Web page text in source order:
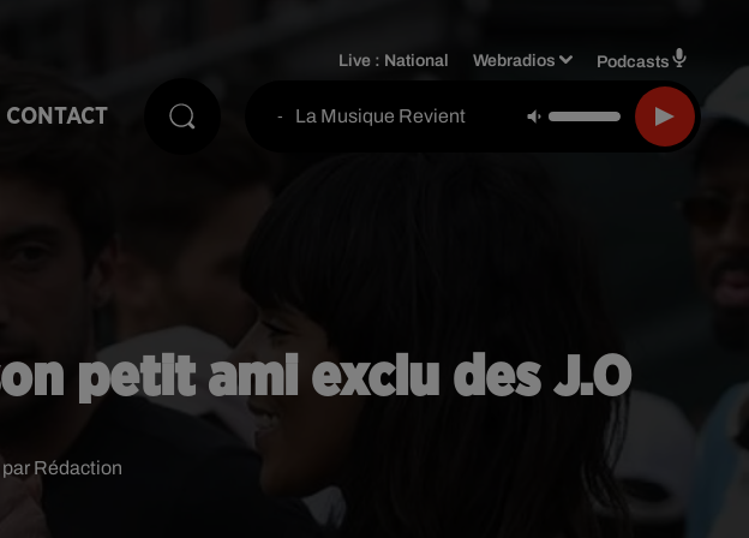
CONTACT
Live : National Webradios Podcasts
- La Musique Revient
petit ami exclu des J.O
par Rédaction